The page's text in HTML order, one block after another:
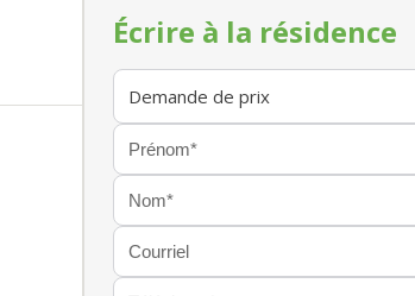
Écrire à la résidence